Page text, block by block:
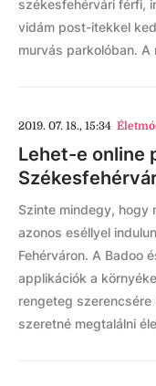
székesfehérvári férfi,
vidám post-itekkel
murvás parkolóban.
2019. 07. 18., 15:34
Lehet-e online
Szinte mindegy, hogy
azonos eséllyel
Fehérváron. A Badoo
applikációk a
rengeteg
szeretné megtalálni